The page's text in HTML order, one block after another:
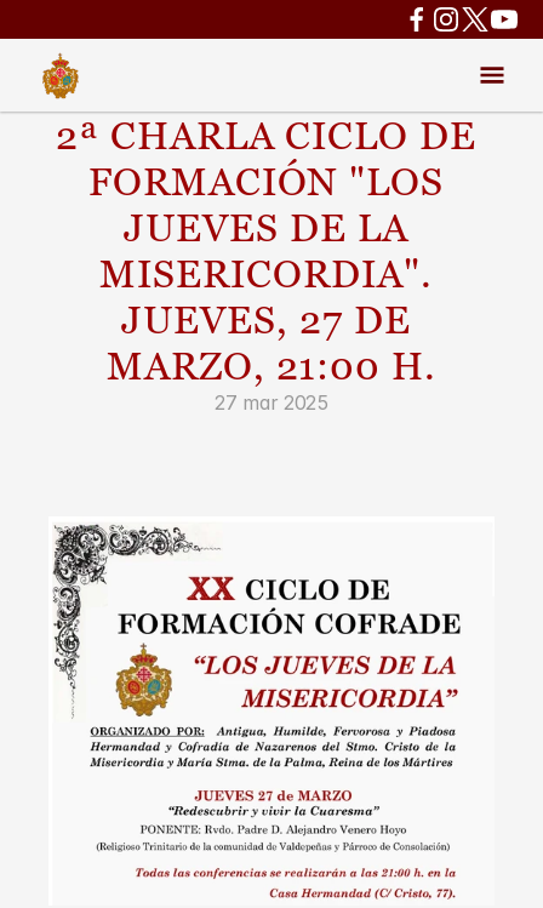
2ª CHARLA CICLO DE
FORMACIÓN "LOS
JUEVES DE LA
MISERICORDIA".
JUEVES, 27 DE
MARZO, 21:00 H.
27 mar 2025